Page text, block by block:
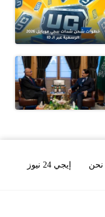
إيجي 24 نيوز